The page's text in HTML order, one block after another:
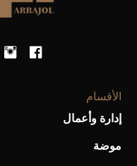
الأقسام
إدارة وأعمال
موضة